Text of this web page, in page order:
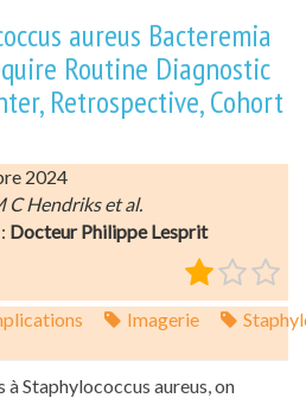
aureus Bacteremia
Routine Diagnostic
Retrospective, Cohort
2024
C Hendriks et al.
Docteur Philippe Lesprit
Imagerie
Staphylococcus aureus, on